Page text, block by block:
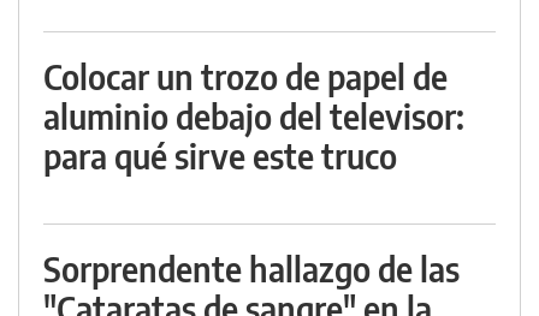
Colocar un trozo de papel de
aluminio debajo del televisor:
para qué sirve este truco
Sorprendente hallazgo de las